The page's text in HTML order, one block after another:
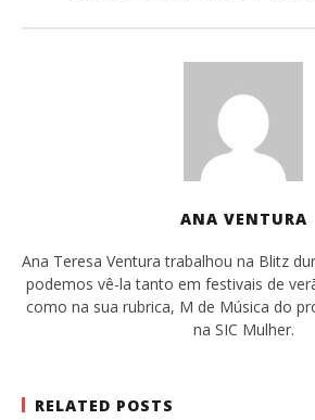
ANA VENTURA
Ana Teresa Ventura trabalhou na Blitz
podemos vê-la tanto em festivais de
como na sua rubrica, M de Música do
na SIC Mulher.
RELATED POSTS